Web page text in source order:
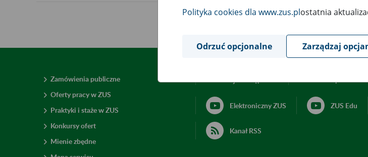
Zamówienia publiczne
Oferty pracy w ZUS
Praktyki i staże w ZUS
Konkursy ofert
Mienie zbędne
Elektroniczny ZUS ZUS Edu
Kanał RSS
Polityka cookies dla www.zus.plostatnia
Odrzuć opcjonalne Zarządzaj